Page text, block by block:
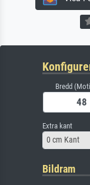
Bredd
Extra kant
0 cm Kant
Bildram